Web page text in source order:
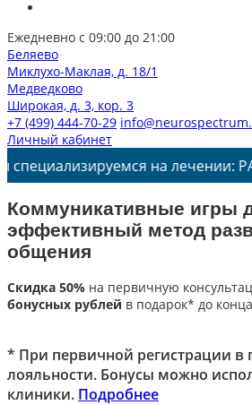
Ежедневно с 09:00 до 21:00
Беляево
Миклухо-Маклая, д. 18/1
Медведково
Широкая, д. 3, кор. 3
+7 (499) 444-70-29
Личный кабинет
на лечении: РАС,
Коммуникативные игры
эффективный метод
общения
Скидка 50% на первичную
бонусных рублей в подарок* до
* При первичной регистрации в
лояльности. Бонусы можно
клиники. Подробнее